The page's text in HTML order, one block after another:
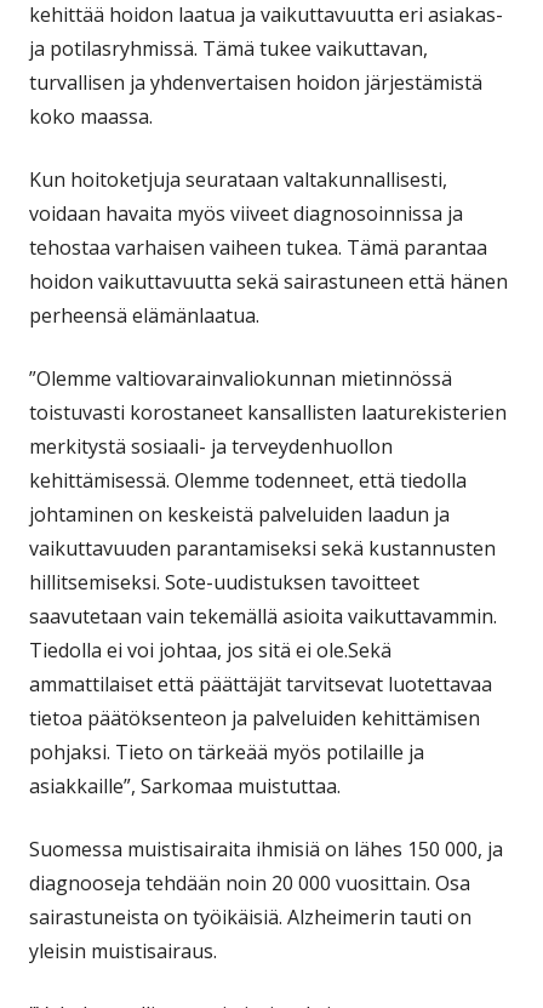
kehittää hoidon laatua ja vaikuttavuutta eri asiakas-
ja potilasryhmissä. Tämä tukee vaikuttavan,
turvallisen ja yhdenvertaisen hoidon järjestämistä
koko maassa.
Kun hoitoketjuja seurataan valtakunnallisesti,
voidaan havaita myös viiveet diagnosoinnissa ja
tehostaa varhaisen vaiheen tukea. Tämä parantaa
hoidon vaikuttavuutta sekä sairastuneen että hänen
perheensä elämänlaatua.
”Olemme valtiovarainvaliokunnan mietinnössä
toistuvasti korostaneet kansallisten laaturekisterien
merkitystä sosiaali- ja terveydenhuollon
kehittämisessä. Olemme todenneet, että tiedolla
johtaminen on keskeistä palveluiden laadun ja
vaikuttavuuden parantamiseksi sekä kustannusten
hillitsemiseksi. Sote-uudistuksen tavoitteet
saavutetaan vain tekemällä asioita vaikuttavammin.
Tiedolla ei voi johtaa, jos sitä ei ole.Sekä
ammattilaiset että päättäjät tarvitsevat luotettavaa
tietoa päätöksenteon ja palveluiden kehittämisen
pohjaksi. Tieto on tärkeää myös potilaille ja
asiakkaille”, Sarkomaa muistuttaa.
Suomessa muistisairaita ihmisiä on lähes 150 000, ja
diagnooseja tehdään noin 20 000 vuosittain. Osa
sairastuneista on työikäisiä. Alzheimerin tauti on
yleisin muistisairaus.